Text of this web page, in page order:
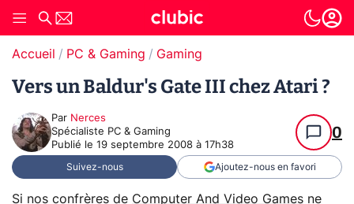
Accueil PC & Gaming Gaming
Vers un Baldur's Gate III chez Atari ?
Par Nerces
Spécialiste PC & Gaming
Publié le 19 septembre 2008 à 17h38
0
Suivez-nous Ajoutez-nous en favori
Si nos confrères de Computer And Video Games ne